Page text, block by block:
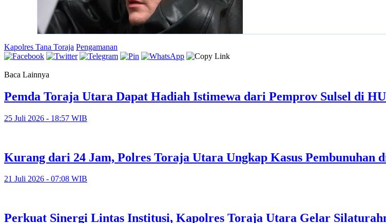
Kapolres Tana Toraja Pengamanan
Baca Lainnya
Pemda Toraja Utara Dapat Hadiah Istimewa dari Pemprov Sulsel di
25 Juli 2026 - 18:57 WIB
Kurang dari 24 Jam, Polres Toraja Utara Ungkap Kasus Pembunuhan
21 Juli 2026 - 07:08 WIB
Perkuat Sinergi Lintas Institusi, Kapolres Toraja Utara Gelar